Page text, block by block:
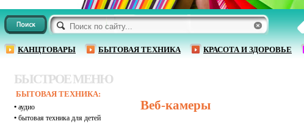
КАНЦТОВАРЫ БЫТОВАЯ ТЕХНИКА КРАСОТА И ЗДОРОВЬЕ
БЫСТРОЕ МЕНЮ
БЫТОВАЯ ТЕХНИКА:
• аудио
• бытовая техника для детей
Веб-камеры